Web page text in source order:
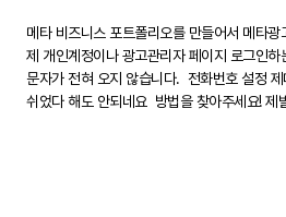
메타 비즈니스 포트폴리오를 만들어서 메타
제 개인계정이나 광고관리자 페이지 로그인
문자가 전혀 오지 않습니다. 전화번호 설정
쉬었다 해도 안되네요 방법을 찾아주세요! 제